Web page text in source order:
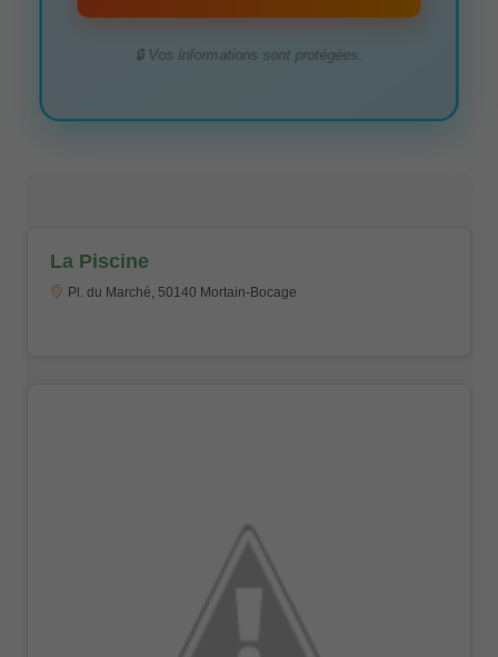
🔒 Vos informations sont protégées.
La Piscine
Pl. du Marché, 50140 Mortain-Bocage